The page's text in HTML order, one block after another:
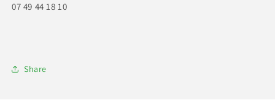
07 49 44 18 10
Share